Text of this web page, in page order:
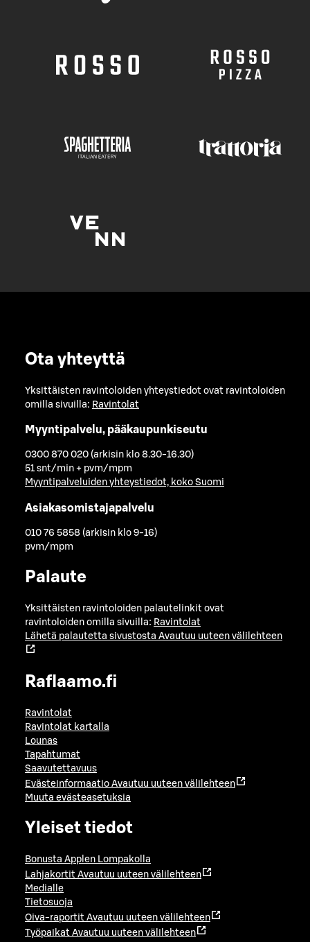
Ota yhteyttä
Yksittäisten ravintoloiden yhteystiedot ovat ravintoloiden
omilla sivuilla: Ravintolat
Myyntipalvelu, pääkaupunkiseutu
0300 870 020 (arkisin klo 8.30-16.30)
51 snt/min + pvm/mpm
Myyntipalveluiden yhteystiedot, koko Suomi
Asiakasomistajapalvelu
010 76 5858 (arkisin klo 9-16)
pvm/mpm
Palaute
Yksittäisten ravintoloiden palautelinkit ovat
ravintoloiden omilla sivuilla: Ravintolat
Lähetä palautetta sivustosta Avautuu uuteen välilehteen
Raflaamo.fi
Ravintolat
Ravintolat kartalla
Lounas
Tapahtumat
Saavutettavuus
Evästeinformaatio Avautuu uuteen välilehteen
Muuta evästeasetuksia
Yleiset tiedot
Bonusta Applen Lompakolla
Lahjakortit Avautuu uuteen välilehteen
Medialle
Tietosuoja
Oiva-raportit Avautuu uuteen välilehteen
Työpaikat Avautuu uuteen välilehteen